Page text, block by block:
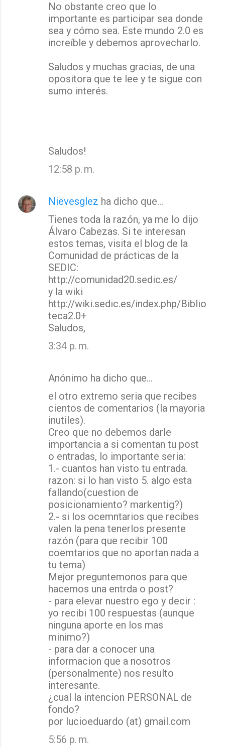
No obstante creo que lo
importante es participar sea donde
sea y cómo sea. Este mundo 2.0 es
increíble y debemos aprovecharlo.
Saludos y muchas gracias, de una
opositora que te lee y te sigue con
sumo interés.
Saludos!
12:58 p. m.
Nievesglez ha dicho que…
Tienes toda la razón, ya me lo dijo
Álvaro Cabezas. Si te interesan
estos temas, visita el blog de la
Comunidad de prácticas de la
SEDIC:
http://comunidad20.sedic.es/
y la wiki
http://wiki.sedic.es/index.php/Biblio
teca2.0+
Saludos,
3:34 p. m.
Anónimo ha dicho que…
el otro extremo seria que recibes
cientos de comentarios (la mayoria
inutiles).
Creo que no debemos darle
importancia a si comentan tu post
o entradas, lo importante seria:
1.- cuantos han visto tu entrada.
razon: si lo han visto 5. algo esta
fallando(cuestion de
posicionamiento? markentig?)
2.- si los ocemntarios que recibes
valen la pena tenerlos presente
razón (para que recibir 100
coemtarios que no aportan nada a
tu tema)
Mejor preguntemonos para que
hacemos una entrda o post?
- para elevar nuestro ego y decir :
yo recibi 100 respuestas (aunque
ninguna aporte en los mas
minimo?)
- para dar a conocer una
informacion que a nosotros
(personalmente) nos resulto
interesante.
¿cual la intencion PERSONAL de
fondo?
por lucioeduardo (at) gmail.com
5:56 p. m.